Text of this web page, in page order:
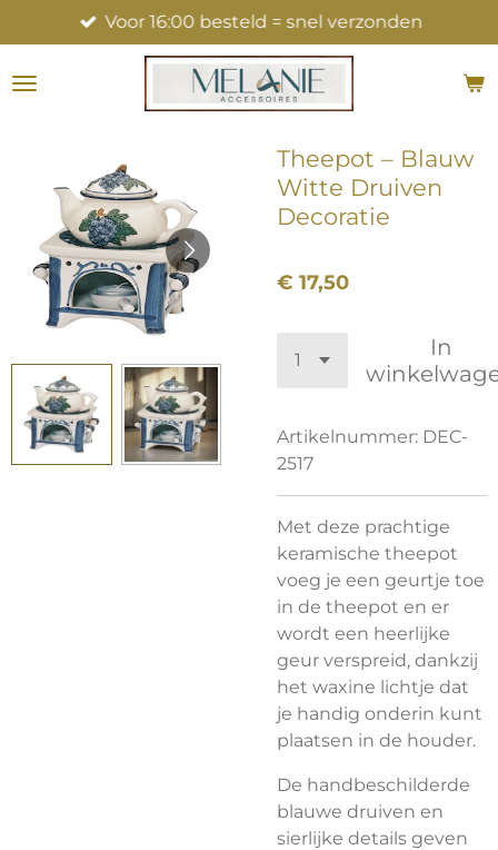
direct
naar
Voor 16:00 besteld = snel verzonden
Theepot – Blauw
Witte Druiven
Decoratie
€ 17,50
In
Artikelnummer: DEC-
2517
Met deze prachtige
keramische theepot
voeg je een geurtje toe
in de theepot en er
wordt een heerlijke
geur verspreid, dankzij
het waxine lichtje dat
je handig onderin kunt
plaatsen in de houder.
De handbeschilderde
blauwe druiven en
sierlijke details geven